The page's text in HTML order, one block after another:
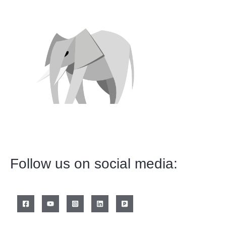
Follow us on social media: